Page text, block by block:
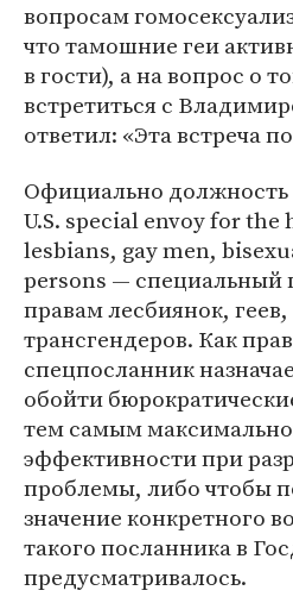
вопросам
что тамошние геи
в гости), а на вопрос о
встретиться с
ответил: «Эта встреча
Официально должность
U.S. special envoy for
lesbians, gay men,
persons —
правам лесбиянок,
трансгендеров. Как
спецпосланник
обойти
тем самым
эффективности при
проблемы, либо чтобы
значение конкретного
такого посланника в
предусматривалось.